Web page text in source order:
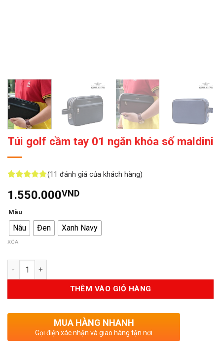
Túi golf cầm tay 01 ngăn khóa số maldini
dựa trên
đánh giá
(11 đánh giá của khách hàng)
1.550.000VND
Màu
Nâu Đen Xanh Navy
XÓA
Số lượng
THÊM VÀO GIỎ HÀNG
MUA HÀNG NHANH
Gọi điện xác nhận và giao hàng tận nơi